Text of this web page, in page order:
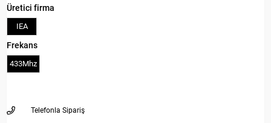
Üretici firma
IEA
Frekans
433Mhz
Telefonla Sipariş